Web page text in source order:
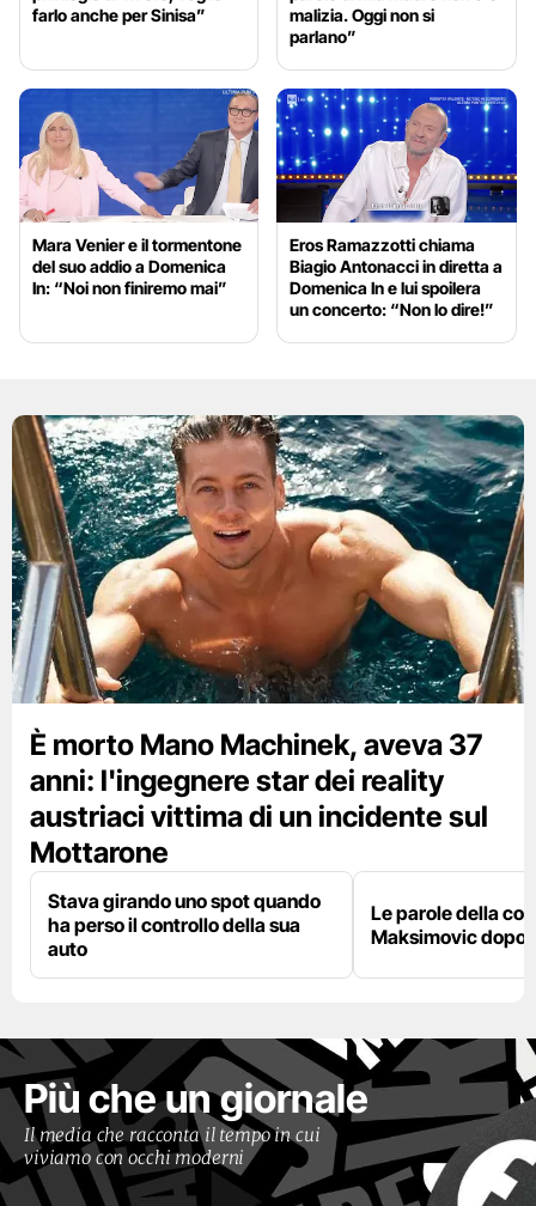
farlo anche per Sinisa”
malizia. Oggi non si
parlano”
Mara Venier e il tormentone
del suo addio a Domenica
In: “Noi non finiremo mai”
Eros Ramazzotti chiama
Biagio Antonacci in diretta a
Domenica In e lui spoilera
un concerto: “Non lo dire!”
È morto Mano Machinek, aveva 37
anni: l'ingegnere star dei reality
austriaci vittima di un incidente sul
Mottarone
Stava girando uno spot quando
ha perso il controllo della sua
auto
Le parole della
Maksimovic dopo
Più che un giornale
Il media che racconta il tempo in cui
viviamo con occhi moderni